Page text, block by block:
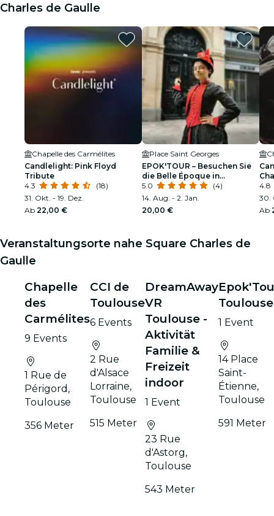
Charles de Gaulle
Chapelle des Carmélites
Candlelight: Pink Floyd
Tribute
4.3
(18)
31. Okt. - 19. Dez.
Ab 22,00 €
Place Saint Georges
EPOK'TOUR – Besuchen Sie
die Belle Époque in
Toulouse
5.0
(4)
14. Aug. - 2. Jan.
20,00 €
4.8
30.
Ab
Veranstaltungsorte nahe Square Charles de
Gaulle
Chapelle
des
Carmélites
9 Events
1 Rue de
Périgord,
Toulouse
356 Meter
CCI de
Toulouse
6 Events
2 Rue
d'Alsace
Lorraine,
Toulouse
515 Meter
DreamAway
VR
Toulouse -
Aktivität
Familie &
Freizeit
indoor
1 Event
23 Rue
d'Astorg,
Toulouse
543 Meter
Toulouse
1 Event
14 Place
Saint-
Étienne,
Toulouse
591 Meter